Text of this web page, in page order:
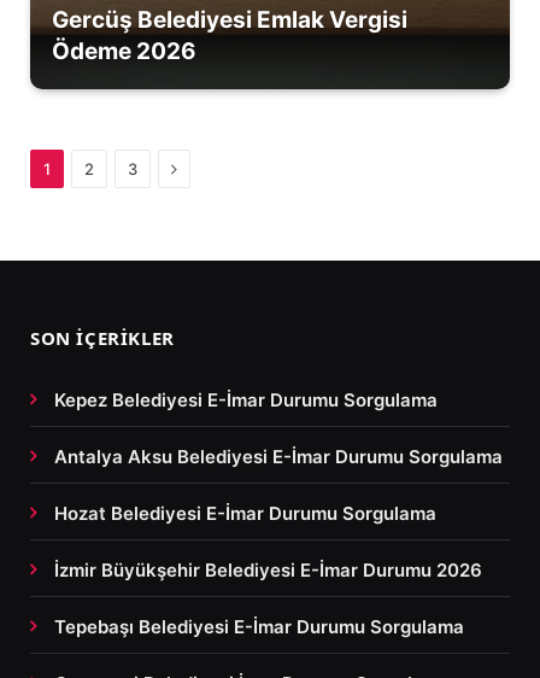
Gercüş Belediyesi Emlak Vergisi
Ödeme 2026
1 2 3 Next
SON İÇERIKLER
Kepez Belediyesi E-İmar Durumu Sorgulama
Antalya Aksu Belediyesi E-İmar Durumu Sorgulama
Hozat Belediyesi E-İmar Durumu Sorgulama
İzmir Büyükşehir Belediyesi E-İmar Durumu 2026
Tepebaşı Belediyesi E-İmar Durumu Sorgulama